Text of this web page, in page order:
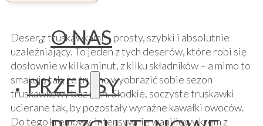
O NAS
PRZEPISY
Deser z truskawkami – prosty, szybki i absolutnie
uzależniający. To jeden z tych deserów, które robi się
dosłownie w kilka minut, z kilku składników – a mimo to
smakują tak, że trudno wyobrazić sobie sezon
truskawkowy bez nich. Słodkie, soczyste truskawki
ucierane tak, by pozostały wyraźne kawałki owoców.
Do tego kremowy, intensywnie waniliowy krem z